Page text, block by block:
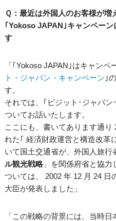
Ｑ：最近は外国人のお客様が増
｢Yokoso JAPAN｣キャンペー
す
「｢Yokoso JAPAN｣はキャン
ト・ジャパン・キャンペーン ｣
す。
それでは、｢ビジット･ジャパ
ついてお話いたします。
ここにも、書いてあります通り
れた｢ 経済財政運営と構造改革
いて国土交通省が、外国人旅行
ル観光戦略」を関係府省と協力
ついては、 2002 年 12 月 24 日
大臣が発表しました」
「この戦略の背景には、当時